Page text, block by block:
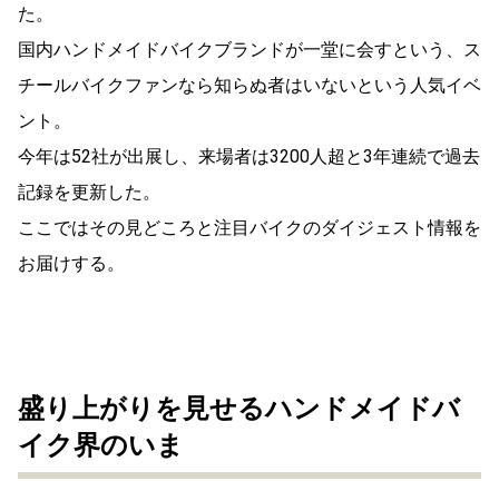
た。
国内ハンドメイドバイクブランドが一堂に会すという、ス
チールバイクファンなら知らぬ者はいないという人気イベ
ント。
今年は52社が出展し、来場者は3200人超と3年連続で過去
記録を更新した。
ここではその見どころと注目バイクのダイジェスト情報を
お届けする。
盛り上がりを見せるハンドメイドバ
イク界のいま